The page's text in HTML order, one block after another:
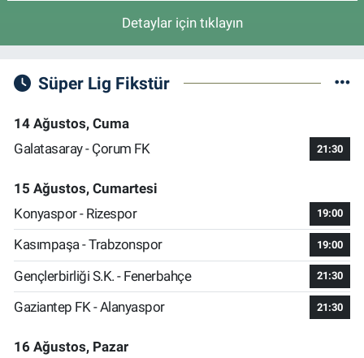
Detaylar için tıklayın
Süper Lig Fikstür
14 Ağustos, Cuma
Galatasaray - Çorum FK
21:30
15 Ağustos, Cumartesi
Konyaspor - Rizespor
19:00
Kasımpaşa - Trabzonspor 19:00
Gençlerbirliği S.K. - Fenerbahçe 21:30
Gaziantep FK - Alanyaspor 21:30
16 Ağustos, Pazar